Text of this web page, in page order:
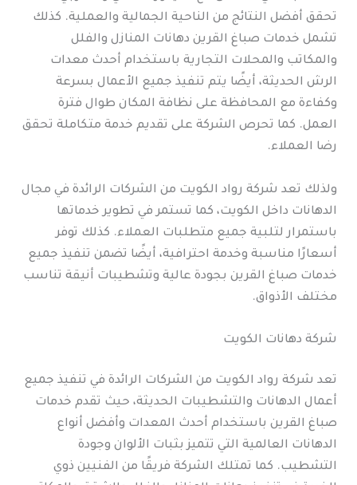
تحقق أفضل النتائج من الناحية الجمالية والعملية. كذلك
تشمل خدمات صباغ القرين دهانات المنازل والفلل
والمكاتب والمحلات التجارية باستخدام أحدث معدات
الرش الحديثة، أيضًا يتم تنفيذ جميع الأعمال بسرعة
وكفاءة مع المحافظة على نظافة المكان طوال فترة
العمل. كما تحرص الشركة على تقديم خدمة متكاملة تحقق
رضا العملاء.
ولذلك تعد شركة رواد الكويت من الشركات الرائدة في مجال
الدهانات داخل الكويت، كما تستمر في تطوير خدماتها
باستمرار لتلبية جميع متطلبات العملاء. كذلك توفر
أسعارًا مناسبة وخدمة احترافية، أيضًا تضمن تنفيذ جميع
خدمات صباغ القرين بجودة عالية وتشطيبات أنيقة تناسب
مختلف الأذواق.
شركة دهانات الكويت
تعد شركة رواد الكويت من الشركات الرائدة في تنفيذ جميع
أعمال الدهانات والتشطيبات الحديثة، حيث تقدم خدمات
صباغ القرين باستخدام أحدث المعدات وأفضل أنواع
الدهانات العالمية التي تتميز بثبات الألوان وجودة
التشطيب. كما تمتلك الشركة فريقًا من الفنيين ذوي